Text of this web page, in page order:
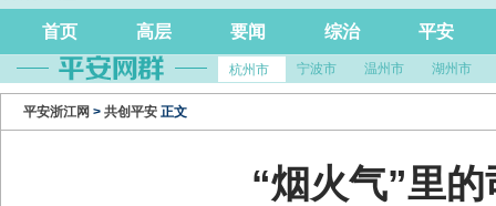
首页 高层 要闻 综治 平安
杭州市 宁波市 温州市 湖州市
平安浙江网 > 共创平安 正文
“烟火气”里